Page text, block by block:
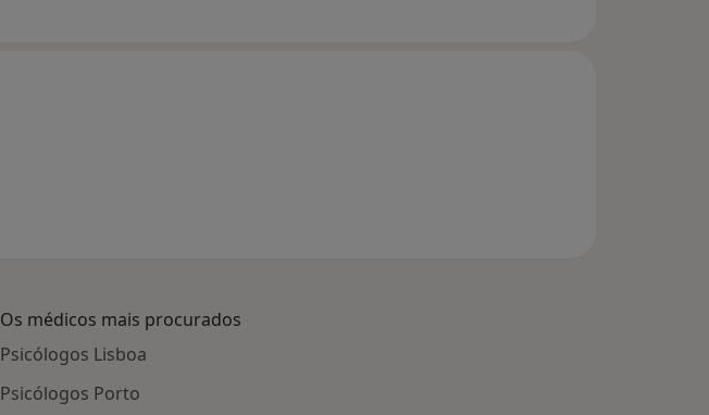
Os médicos mais procurados
Psicólogos Lisboa
Psicólogos Porto